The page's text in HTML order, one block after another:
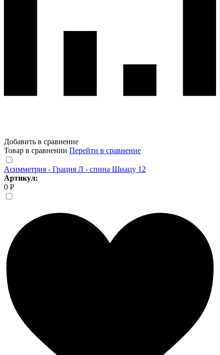
Добавить в сравнение
Товар в сравнении Перейти в сравнение
Асимметрия - Грация Л - спина Шиацу 12
Артикул:
0 Р